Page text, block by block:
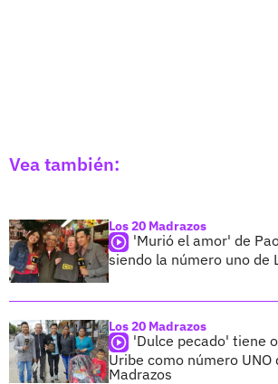
Vea también:
Los 20 Madrazos
'Murió el amor' de
siendo la número uno de
Los 20 Madrazos
'Dulce pecado' tiene
Uribe como número UNO
Madrazos